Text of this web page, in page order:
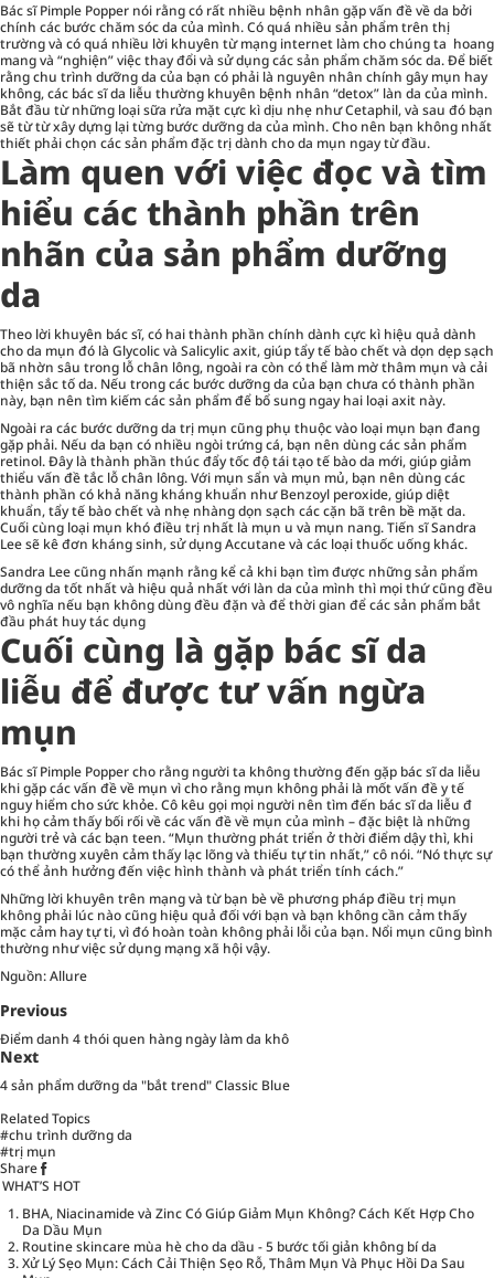
Bác sĩ Pimple Popper nói rằng có rất nhiều bệnh nhân gặp vấn đề về da bởi
chính các bước chăm sóc da của mình. Có quá nhiều sản phẩm trên thị
trường và có quá nhiều lời khuyên từ mạng internet làm cho chúng ta hoang
mang và “nghiện” việc thay đổi và sử dụng các sản phẩm chăm sóc da. Để biết
rằng chu trình dưỡng da của bạn có phải là nguyên nhân chính gây mụn hay
không, các bác sĩ da liễu thường khuyên bệnh nhân “detox” làn da của mình.
Bắt đầu từ những loại sữa rửa mặt cực kì dịu nhẹ như Cetaphil, và sau đó bạn
sẽ từ từ xây dựng lại từng bước dưỡng da của mình. Cho nên bạn không nhất
thiết phải chọn các sản phẩm đặc trị dành cho da mụn ngay từ đầu.
Làm quen với việc đọc và tìm
hiểu các thành phần trên
nhãn của sản phẩm dưỡng
da
Theo lời khuyên bác sĩ, có hai thành phần chính dành cực kì hiệu quả dành
cho da mụn đó là Glycolic và Salicylic axit, giúp tẩy tế bào chết và dọn dẹp sạch
bã nhờn sâu trong lỗ chân lông, ngoài ra còn có thể làm mờ thâm mụn và cải
thiện sắc tố da. Nếu trong các bước dưỡng da của bạn chưa có thành phần
này, bạn nên tìm kiếm các sản phẩm để bổ sung ngay hai loại axit này.
Ngoài ra các bước dưỡng da trị mụn cũng phụ thuộc vào loại mụn bạn đang
gặp phải. Nếu da bạn có nhiều ngòi trứng cá, bạn nên dùng các sản phẩm
retinol. Đây là thành phần thúc đẩy tốc độ tái tạo tế bào da mới, giúp giảm
thiểu vấn đề tắc lỗ chân lông. Với mụn sẩn và mụn mủ, bạn nên dùng các
thành phần có khả năng kháng khuẩn như Benzoyl peroxide, giúp diệt
khuẩn, tẩy tế bào chết và nhẹ nhàng dọn sạch các cặn bã trên bề mặt da.
Cuối cùng loại mụn khó điều trị nhất là mụn u và mụn nang. Tiến sĩ Sandra
Lee sẽ kê đơn kháng sinh, sử dụng Accutane và các loại thuốc uống khác.
Sandra Lee cũng nhấn mạnh rằng kể cả khi bạn tìm được những sản phẩm
dưỡng da tốt nhất và hiệu quả nhất với làn da của mình thì mọi thứ cũng đều
vô nghĩa nếu bạn không dùng đều đặn và để thời gian để các sản phẩm bắt
đầu phát huy tác dụng
Cuối cùng là gặp bác sĩ da
liễu để được tư vấn ngừa
mụn
Bác sĩ Pimple Popper cho rằng người ta không thường đến gặp bác sĩ da liễu
khi gặp các vấn đề về mụn vì cho rằng mụn không phải là mốt vấn đề y tế
nguy hiểm cho sức khỏe. Cô kêu gọi mọi người nên tìm đến bác sĩ da liễu đ
khi họ cảm thấy bối rối về các vấn đề về mụn của mình – đặc biệt là những
người trẻ và các bạn teen. “Mụn thường phát triển ở thời điểm dậy thì, khi
bạn thường xuyên cảm thấy lạc lõng và thiếu tự tin nhất,” cô nói. “Nó thực sự
có thể ảnh hưởng đến việc hình thành và phát triển tính cách.”
Những lời khuyên trên mạng và từ bạn bè về phương pháp điều trị mụn
không phải lúc nào cũng hiệu quả đối với bạn và bạn không cần cảm thấy
mặc cảm hay tự ti, vì đó hoàn toàn không phải lỗi của bạn. Nổi mụn cũng bình
thường như việc sử dụng mạng xã hội vậy.
Nguồn: Allure
Previous
Điểm danh 4 thói quen hàng ngày làm da khô
Next
4 sản phẩm dưỡng da "bắt trend" Classic Blue
Related Topics
#chu trình dưỡng da
#trị mụn
Share
WHAT’S HOT
BHA, Niacinamide và Zinc Có Giúp Giảm Mụn Không? Cách Kết Hợp Cho
Da Dầu Mụn
Routine skincare mùa hè cho da dầu - 5 bước tối giản không bí da
Xử Lý Sẹo Mụn: Cách Cải Thiện Sẹo Rỗ, Thâm Mụn Và Phục Hồi Da Sau